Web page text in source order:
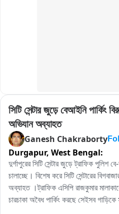
সিটি সেন্টার জুড়ে বেআইনি পার্কিং
অভিযান অব্যাহত
Ganesh Chakraborty
Durgapur, West Bengal:
দুর্গাপুরের সিটি সেন্টার জুড়ে ট্রাফিক পুলিশ
চালাচ্ছে। বিশেষ করে সিটি সেন্টারের
অব্যাহত ।ট্রাফিক এসিপি রাজকুমার
চারচাকা অবৈধ পার্কিং করছে সেইসব